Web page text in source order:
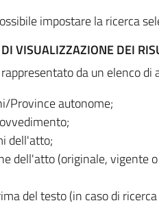
impostare la ricerca
VISUALIZZAZIONE DEI
da un elenco
Province autonome;
dell'atto;
dell'atto (originale, vigente
del testo (in caso di